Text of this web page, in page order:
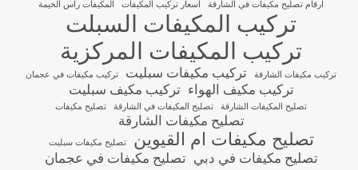
ارقام تصليح مكيفات في الشارقة اسعار تركيب المكيفات المكيفات راس الخيمة
تركيب المكيفات السبلت
تركيب المكيفات المركزية
تركيب مكيفات الشارقة تركيب مكيفات سبليت تركيب مكيفات في عجمان
تركيب مكيف الهواء تركيب مكيف سبليت
تصليح المكيفات الشارقة تصليح المكيفات في الشارقة تصليح مكيفات
تصليح مكيفات الشارقة
تصليح مكيفات ام القيوين تصليح مكيفات سبليت
تصليح مكيفات في دبي تصليح مكيفات في عجمان